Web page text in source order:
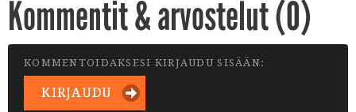
Kommentit & arvostelut (0)
KOMMENTOIDAKSESI KIRJAUDU SISÄÄN:
KIRJAUDU